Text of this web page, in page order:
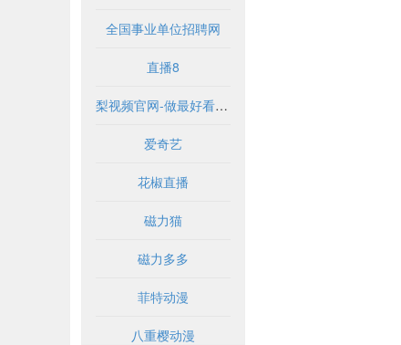
全国事业单位招聘网
直播8
梨视频官网-做最好看的资讯短视频-Pear Video
爱奇艺
花椒直播
磁力猫
磁力多多
菲特动漫
八重樱动漫